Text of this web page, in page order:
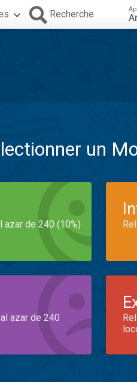
Recherche
un
azar de 240 (10%)
azar de 240